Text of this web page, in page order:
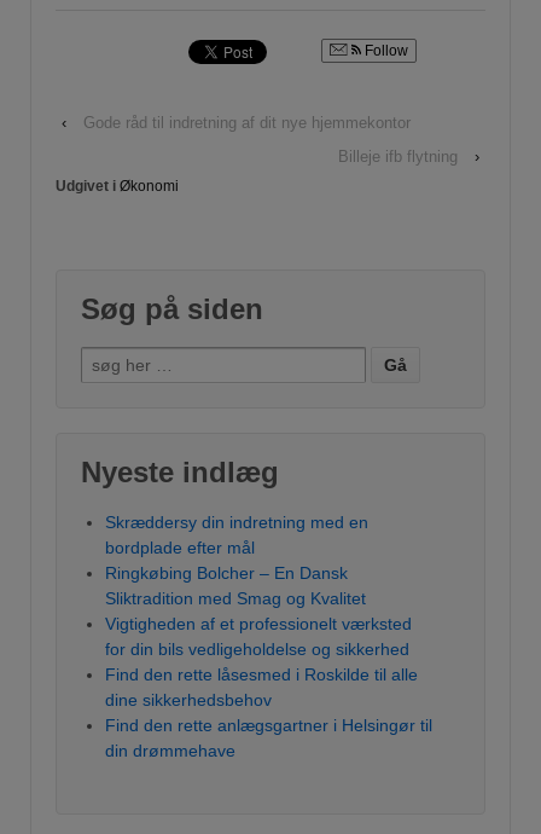
Follow
‹
Gode råd til indretning af dit nye hjemmekontor
Billeje ifb flytning
›
Udgivet i Økonomi
Søg på siden
Søg efter:
Nyeste indlæg
Skræddersy din indretning med en
bordplade efter mål
Ringkøbing Bolcher – En Dansk
Sliktradition med Smag og Kvalitet
Vigtigheden af et professionelt værksted
for din bils vedligeholdelse og sikkerhed
Find den rette låsesmed i Roskilde til alle
dine sikkerhedsbehov
Find den rette anlægsgartner i Helsingør til
din drømmehave